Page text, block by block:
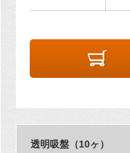
透明吸盤（10ヶ）